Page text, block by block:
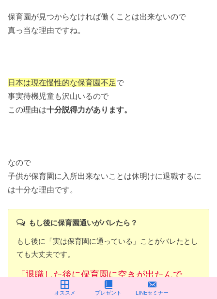
保育園が見つからなければ働くことは出来ないので
真っ当な理由ですね。
日本は現在慢性的な保育園不足で
事実待機児童も沢山いるので
この理由は十分説得力があります。
なので
子供が保育園に入所出来ないことは休明けに退職するに
は十分な理由です。
もし後に保育園通いがバレたら？
もし後に「実は保育園に通っている」ことがバレたとし
ても大丈夫です。
「退職した後に保育園に空きが出たんで
す〜」でOKですし
オススメ プレゼント LINEセミナー